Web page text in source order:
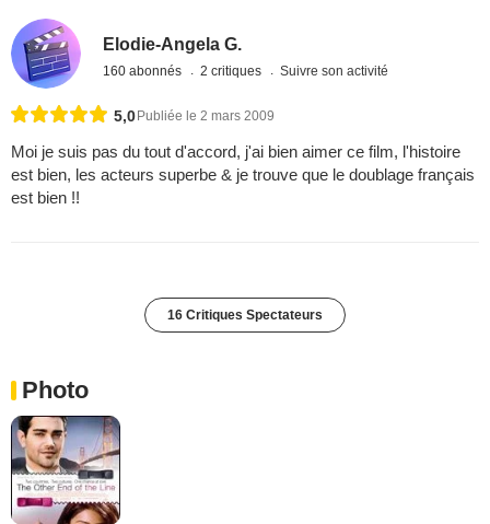
Elodie-Angela G.
160 abonnés 2 critiques Suivre son activité
5,0 Publiée le 2 mars 2009
Moi je suis pas du tout d'accord, j'ai bien aimer ce film, l'histoire
est bien, les acteurs superbe & je trouve que le doublage français
est bien !!
16 Critiques Spectateurs
Photo